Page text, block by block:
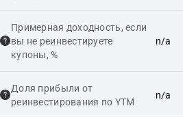
Примерная доходность, если
вы не реинвестируете
купоны, %
n/a
Доля прибыли от
реинвестирования по YTM
n/a